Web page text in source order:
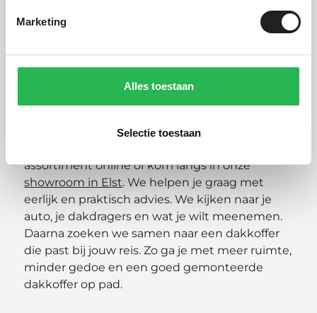
Marketing
Alles toestaan
Selectie toestaan
en laten bezorgen, of langskomen in Elst voor
advies, montage en uitleg.
Dakkoffer kopen bij
Paddock One
Wil je een dakkoffer kopen en zeker weten dat
assortiment online of kom langs in onze
showroom in Elst. We helpen je graag met
eerlijk en praktisch advies. We kijken naar je
auto, je dakdragers en wat je wilt meenemen.
Daarna zoeken we samen naar een dakkoffer
die past bij jouw reis. Zo ga je met meer ruimte,
minder gedoe en een goed gemonteerde
dakkoffer op pad.